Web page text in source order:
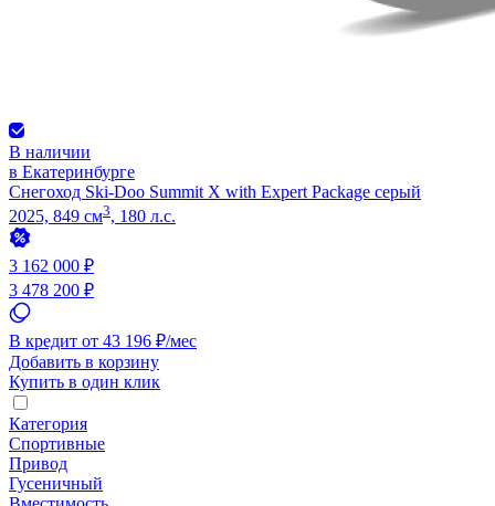
В наличии
в Екатеринбурге
Снегоход Ski-Doo Summit X with Expert Package серый
2025, 849 см3, 180 л.с.
3 162 000 ₽
3 478 200 ₽
В кредит от 43 196 ₽/мес
Добавить в корзину
Купить в один клик
Категория
Спортивные
Привод
Гусеничный